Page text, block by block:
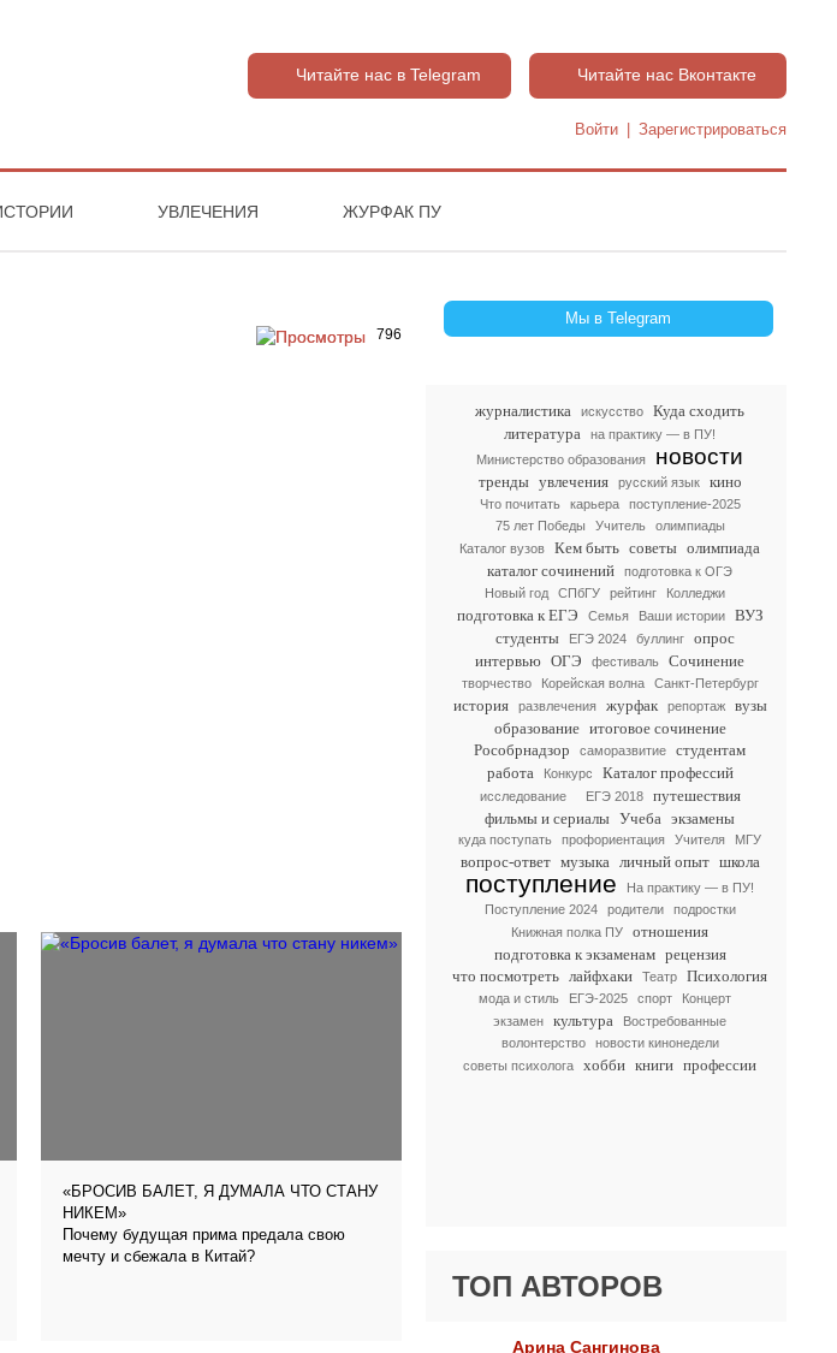
Читайте нас в Telegram Читайте нас Вконтакте
Войти Зарегистрироваться
УВЛЕЧЕНИЯ ЖУРФАК ПУ
Мы в Telegram
журналистика искусство
Куда сходить
литература
на практику — в ПУ!
Министерство образования
новости
тренды увлечения русский язык кино
Что почитать карьера
поступление-2025
75 лет Победы
Учитель
олимпиады
Каталог вузов
Кем быть советы олимпиада
каталог сочинений
подготовка к ОГЭ
Новый год
СПбГУ рейтинг Колледжи
подготовка к ЕГЭ Семья Ваши истории
ВУЗ
студенты
ЕГЭ 2024 буллинг
опрос
интервью ОГЭ фестиваль Сочинение
творчество Корейская волна Санкт-Петербург
история развлечения журфак репортаж
вузы
образование итоговое сочинение
Рособрнадзор
саморазвитие
студентам
работа
Конкурс Каталог профессий
исследование ЕГЭ 2018
путешествия
фильмы и сериалы Учеба экзамены
куда поступать профориентация Учителя МГУ
вопрос-ответ музыка личный опыт школа
поступление
На практику — в ПУ!
Поступление 2024
родители
подростки
Книжная полка ПУ
отношения
подготовка к экзаменам рецензия
что посмотреть лайфхаки Театр Психология
мода и стиль ЕГЭ-2025 спорт
Концерт
экзамен
культура
Востребованные
волонтерство
новости кинонедели
советы психолога
хобби книги профессии
ТОП АВТОРОВ
Арина Сангинова
796
«БРОСИВ БАЛЕТ, Я ДУМАЛА ЧТО СТАНУ
НИКЕМ»
Почему будущая прима предала свою
мечту и сбежала в Китай?